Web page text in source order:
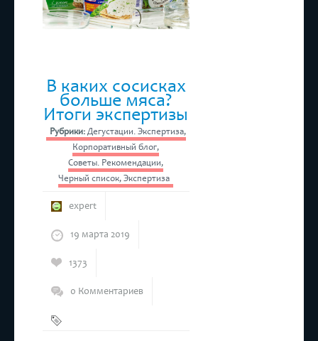
В каких сосисках
больше мяса?
Итоги экспертизы
Рубрики: Дегустации. Экспертиза,
Корпоративный блог,
Советы. Рекомендации,
Черный список,Экспертиза
expert
19 марта 2019
1373
0 Комментариев